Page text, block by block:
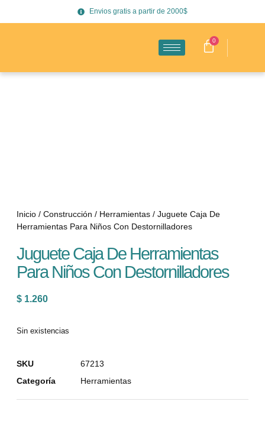
Envios gratis a partir de 2000$
0
Inicio / Construcción / Herramientas / Juguete Caja De
Herramientas Para Niños Con Destornilladores
Juguete Caja De Herramientas
Para Niños Con Destornilladores
$ 1.260
Sin existencias
SKU
67213
Categoría
Herramientas